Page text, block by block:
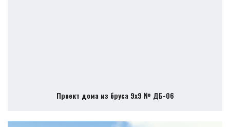
Проект дома из бруса 9х9 № ДБ-06